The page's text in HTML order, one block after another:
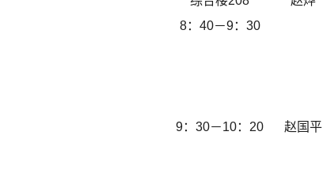
8：40－9：30
9：30－10：20 赵国平